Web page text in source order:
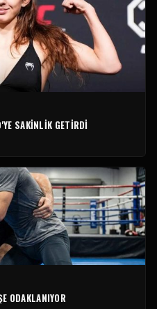
SAKINLIK GETIRDI
ODAKLANIYOR